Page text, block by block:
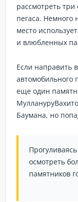
рассмотреть
пегаса. Немного
место
и влюбленных
Если направить
автомобильного
еще один
Баумана, но
осмотреть
памятников